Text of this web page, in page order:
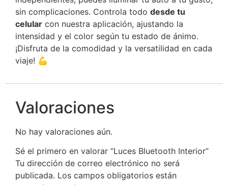
sin complicaciones. Controla todo desde tu
celular con nuestra aplicación, ajustando la
intensidad y el color según tu estado de ánimo.
¡Disfruta de la comodidad y la versatilidad en cada
viaje! 💪
Valoraciones
No hay valoraciones aún.
Sé el primero en valorar “Luces Bluetooth Interior”
Tu dirección de correo electrónico no será
publicada. Los campos obligatorios están